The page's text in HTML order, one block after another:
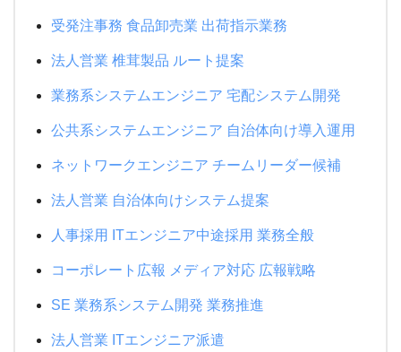
受発注事務 食品卸売業 出荷指示業務
法人営業 椎茸製品 ルート提案
業務系システムエンジニア 宅配システム開発
公共系システムエンジニア 自治体向け導入運用
ネットワークエンジニア チームリーダー候補
法人営業 自治体向けシステム提案
人事採用 ITエンジニア中途採用 業務全般
コーポレート広報 メディア対応 広報戦略
SE 業務系システム開発 業務推進
法人営業 ITエンジニア派遣